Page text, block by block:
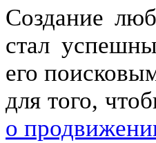
Создание
стал
его
для того,
о